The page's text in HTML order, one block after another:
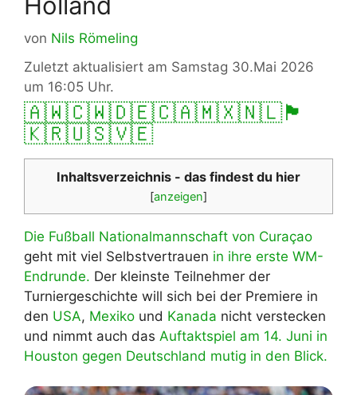
von Nils Römeling
Zuletzt aktualisiert am Samstag 30.Mai 2026
um 16:05 Uhr.
🇦🇼🇨🇼🇩🇪🇨🇦🇲🇽🇳🇱🏴󠁧󠁢󠁳󠁣󠁴󠁿
🇰🇷🇺🇸🇻🇪
Inhaltsverzeichnis - das findest du hier
[anzeigen]
Die Fußball Nationalmannschaft von Curaçao
geht mit viel Selbstvertrauen in ihre erste WM-
Endrunde. Der kleinste Teilnehmer der
Turniergeschichte will sich bei der Premiere in
den USA, Mexiko und Kanada nicht verstecken
und nimmt auch das Auftaktspiel am 14. Juni in
Houston gegen Deutschland mutig in den Blick.